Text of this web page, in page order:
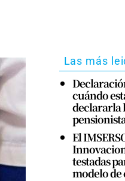
Las más
cuándo
declararla
El
testadas
modelo de